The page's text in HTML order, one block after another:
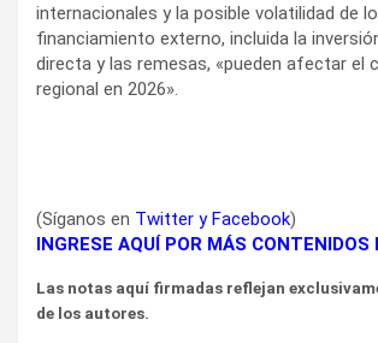
internacionales y la posible volatilidad de
financiamiento externo, incluida la
directa y las remesas, «pueden afectar el
regional en 2026».
(Síganos en Twitter yFacebook)
INGRESE AQUÍ POR MÁS CONTENIDOS
Las notas aquí firmadas reflejan
de los autores.